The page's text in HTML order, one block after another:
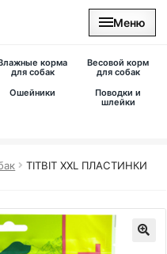
Меню
корма
для собак
Весовой корм
для собак
Ошейники
Поводки и
шлейки
TITBIT XXL ПЛАСТИНКИ